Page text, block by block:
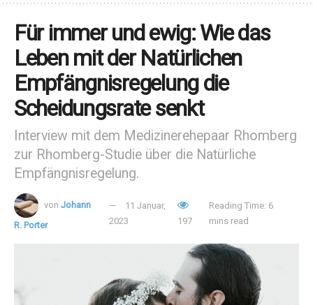
Für immer und ewig: Wie das
Leben mit der Natürlichen
Empfängnisregelung die
Scheidungsrate senkt
Interview mit dem Medizinerehepaar Rhomberg
zur Rhomberg-Studie über die Natürliche
Empfängnisregelung.
von Johann
R. Porter
11 Januar,
2023
197
Reading Time: 6
mins read